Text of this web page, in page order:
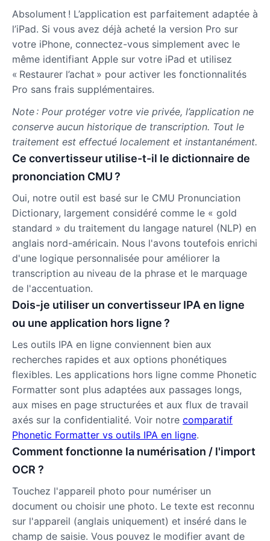
Absolument ! L’application est parfaitement adaptée à
l’iPad. Si vous avez déjà acheté la version Pro sur
votre iPhone, connectez-vous simplement avec le
même identifiant Apple sur votre iPad et utilisez
« Restaurer l’achat » pour activer les fonctionnalités
Pro sans frais supplémentaires.
Note : Pour protéger votre vie privée, l’application ne
conserve aucun historique de transcription. Tout le
traitement est effectué localement et instantanément.
Ce convertisseur utilise-t-il le dictionnaire de
prononciation CMU ?
Oui, notre outil est basé sur le CMU Pronunciation
Dictionary, largement considéré comme le « gold
standard » du traitement du langage naturel (NLP) en
anglais nord-américain. Nous l'avons toutefois enrichi
d'une logique personnalisée pour améliorer la
transcription au niveau de la phrase et le marquage
de l'accentuation.
Dois-je utiliser un convertisseur IPA en ligne
ou une application hors ligne ?
Les outils IPA en ligne conviennent bien aux
recherches rapides et aux options phonétiques
flexibles. Les applications hors ligne comme Phonetic
Formatter sont plus adaptées aux passages longs,
aux mises en page structurées et aux flux de travail
axés sur la confidentialité. Voir notre comparatif
Phonetic Formatter vs outils IPA en ligne.
Comment fonctionne la numérisation / l'import
OCR ?
Touchez l'appareil photo pour numériser un
document ou choisir une photo. Le texte est reconnu
sur l'appareil (anglais uniquement) et inséré dans le
champ de saisie. Vous pouvez le modifier avant de